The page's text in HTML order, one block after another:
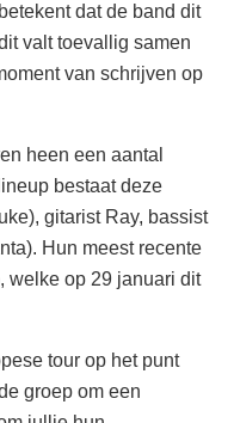
dat de band dit
valt toevallig samen
van schrijven op
heen een aantal
bestaat deze
gitarist Ray, bassist
Hun meest recente
welke op 29 januari dit
tour op het punt
groep om een